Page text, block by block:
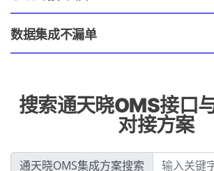
数据集成不漏单
搜索通天晓OMS接口
对接方案
通天晓OMS集成方案搜索